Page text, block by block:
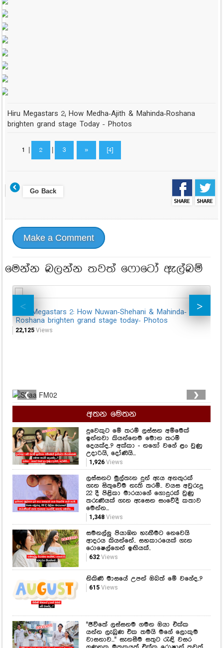
Hiru Megastars 2; How Medha-Ajith & Mahinda-Roshana
brighten grand stage Today - Photos
1| 2 3 » [4]
Go Back
Make a Comment
මෙන්න බලන්න තවත් ෆොටෝ ඇල්බම්
Hiru Megastars 2: How Nuwan-Shehani & Mahinda-
Roshana brighten grand stage today- Photos
22,125 Views
❮ ❯
අතන මෙතන
දුවෙකුට මේ තරම් ලස්සන අම්මෙක්
ඉන්නවා කියන්නෙම මොන තරම්
දෙයක්ද..? අක්කා - නගෝ වගේ ළං වුණු
උදාරියි, දෝණියි...
1,926Views
ලස්සනට මුල්තැන දුන් ඇය අනතුරක්
ගැන සිතුවේම නැති තරම්.. වයස අවුරුදු
22 දී පිළිකා මාරයාගේ ගොදුරක් වුණු
තරුණියක් ගැන ඇසෙන සංවේදී කතාව
මෙන්න...
1,348Views
සමනල්ලු පියාඹන හැඟීමට නෙවෙයි
ආදරය කියන්නේ.. සහකාරයෙක් ගැන
රොෂෙල්ගෙන් ඉඟියක්..
632Views
නිකිණි මාසයේ උපන් ඔබත් මේ වගේද..?
615Views
"ජීවිතේ ලස්සනම ගමන ඔයා එක්ක
යන්න ලැබුණ එක තමයි මගේ ලොකුම
වාසනාව..." සැනසීම සතුට රැඳි වසර